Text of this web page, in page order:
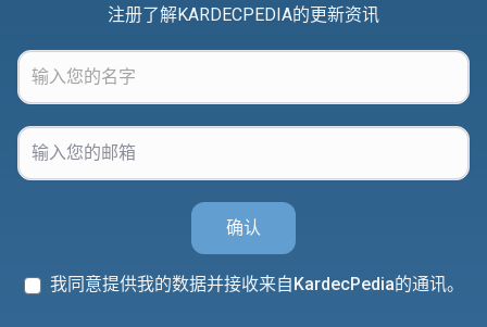
注册了解KARDECPEDIA的更新资讯
确认
我同意提供我的数据并接收来自KardecPedia的通讯。